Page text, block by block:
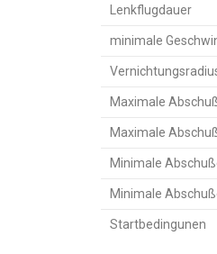
Lenkflugdauer
minimale
Maximale
Maximale
Minimale
Minimale
Startbedingunen